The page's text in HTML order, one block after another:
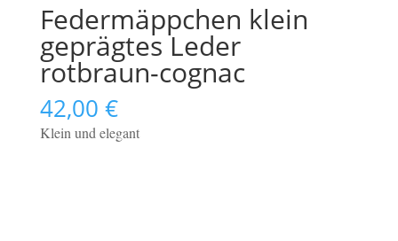
Federmäppchen klein
geprägtes Leder
rotbraun-cognac
42,00 €
Klein und elegant